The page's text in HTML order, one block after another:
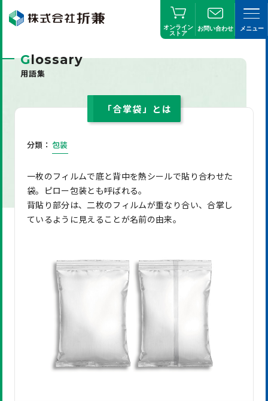
オンライン
ストア
お問い合わせ メニュー
Glossary
用語集
「合掌袋」とは
分類： 包装
一枚のフィルムで底と背中を熱シールで貼り合わせた
袋。ピロー包装とも呼ばれる。
背貼り部分は、二枚のフィルムが重なり合い、合掌し
ているように見えることが名前の由来。